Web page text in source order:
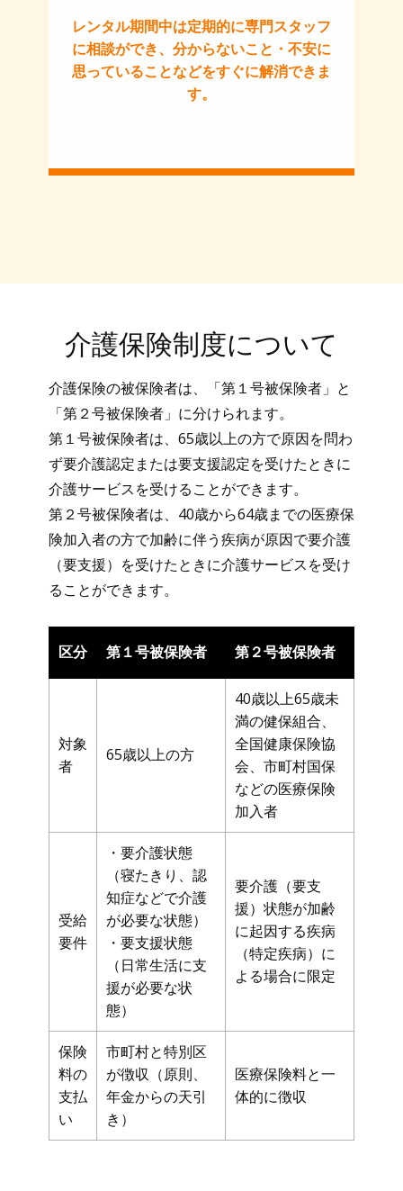
レンタル期間中は定期的に専門スタッフ
に相談ができ、分からないこと・不安に
思っていることなどをすぐに解消できま
す。
介護保険制度について
介護保険の被保険者は、「第１号被保険者」と
「第２号被保険者」に分けられます。
第１号被保険者は、65歳以上の方で原因を問わ
ず要介護認定または要支援認定を受けたときに
介護サービスを受けることができます。
第２号被保険者は、40歳から64歳までの医療保
険加入者の方で加齢に伴う疾病が原因で要介護
（要支援）を受けたときに介護サービスを受け
ることができます。
区分 第１号被保険者 第２号被保険者
対象
者
65歳以上の方
40歳以上65歳未
満の健保組合、
全国健康保険協
会、市町村国保
などの医療保険
加入者
受給
要件
・要介護状態
（寝たきり、認
知症などで介護
が必要な状態）
・要支援状態
（日常生活に支
援が必要な状
態）
要介護（要支
援）状態が加齢
に起因する疾病
（特定疾病）に
よる場合に限定
保険
料の
支払
い
市町村と特別区
が徴収（原則、
年金からの天引
き）
医療保険料と一
体的に徴収